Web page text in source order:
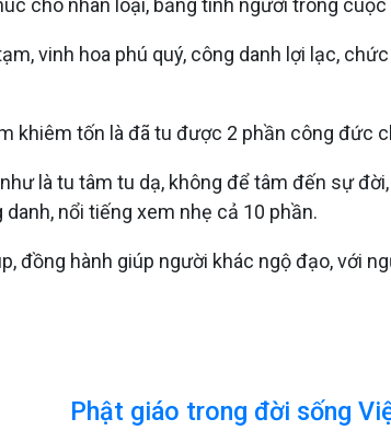
cho nhân loại, bằng tình người trong
vinh hoa phú quý, công danh lợi lạc,
khiêm tốn là đã tu được 2 phần công đức
là tu tâm tu dạ, không để tâm đến sự
nổi tiếng xem nhẹ cả 10 phần.
đồng hành giúp người khác ngộ đạo, với
Phật giáo trong đời sống